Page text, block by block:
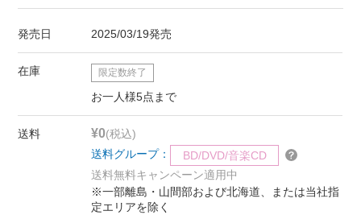
発売日 2025/03/19発売
在庫 限定数終了
お一人様5点まで
送料 ¥0(税込)
送料グループ：
BD/DVD/音楽CD
送料無料キャンペーン適用中
※一部離島・山間部および北海道、または当社指
定エリアを除く